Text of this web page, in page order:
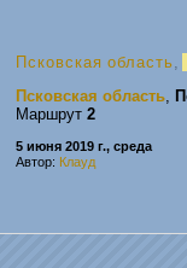
Псковская область,
Псковская область,
Маршрут 2
5 июня 2019 г., среда
Автор: Клауд